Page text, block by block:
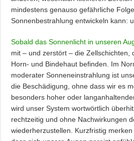
mindestens genauso gefährliche
Sonnenbestrahlung entwickeln kann:
Sobald das Sonnenlicht in unseren
mit – und zerstört – die Zellschichten,
Horn- und Bindehaut befinden. Im
moderater Sonneneinstrahlung ist
die Beschädigung, ohne dass wir es
besonders hoher oder
wird unser System wortwörtlich
rechtzeitig und ohne Nachwirkungen
wiederherzustellen. Kurzfristig